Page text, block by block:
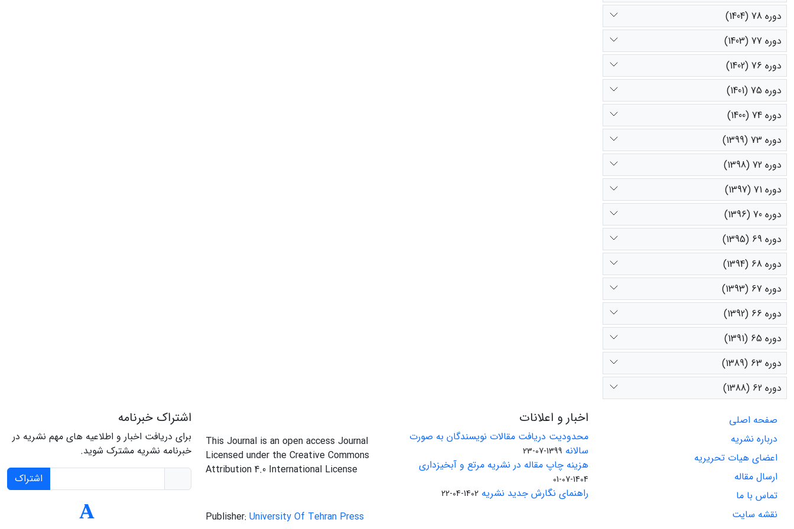
دوره 78 (1404)
دوره 77 (1403)
دوره 76 (1402)
دوره 75 (1401)
دوره 74 (1400)
دوره 73 (1399)
دوره 72 (1398)
دوره 71 (1397)
دوره 70 (1396)
دوره 69 (1395)
دوره 68 (1394)
دوره 67 (1393)
دوره 66 (1392)
دوره 65 (1391)
دوره 63 (1389)
دوره 62 (1388)
صفحه اصلی
درباره نشریه
اعضای هیات تحریریه
ارسال مقاله
تماس با ما
نقشه سایت
اخبار و اعلانات
محدودیت دریافت مقالات نویسندگان به صورت
سالانه 1399-07-23
هزینه چاپ مقاله در نشریه مرتع و آبخیزداری
1404-07-01
راهنمای نگارش جدید نشریه 1402-04-22
This Journal is an open access Journal
Licensed under the Creative Commons
Attribution 4.0 International License
Publisher: University Of Tehran Press
اشتراک خبرنامه
برای دریافت اخبار و اطلاعیه های مهم نشریه در
خبرنامه نشریه مشترک شوید.
اشتراک